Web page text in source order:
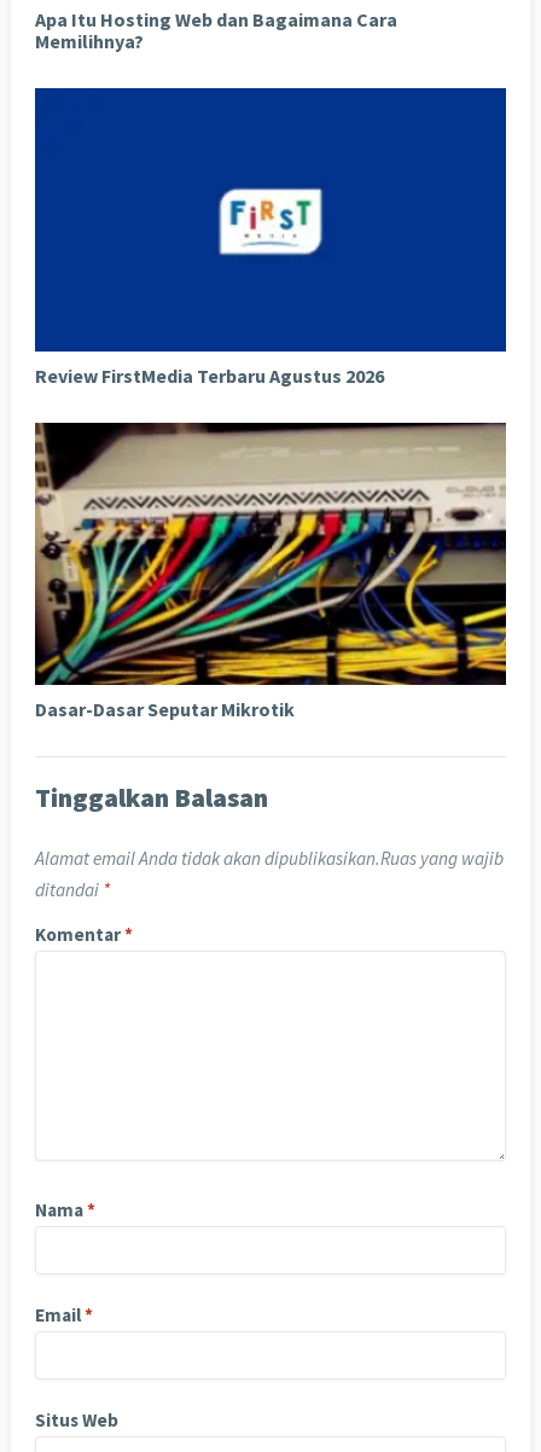
Apa Itu Hosting Web dan Bagaimana Cara
Memilihnya?
Review FirstMedia Terbaru Agustus 2026
Dasar-Dasar Seputar Mikrotik
Tinggalkan Balasan
Alamat email Anda tidak akan dipublikasikan.Ruas yang wajib
ditandai *
Komentar*
Nama*
Email*
Situs Web